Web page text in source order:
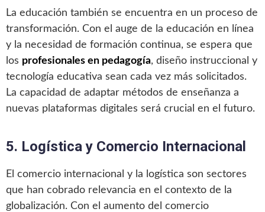
La educación también se encuentra en un proceso de
transformación. Con el auge de la educación en línea
y la necesidad de formación continua, se espera que
los profesionales en pedagogía, diseño instruccional y
tecnología educativa sean cada vez más solicitados.
La capacidad de adaptar métodos de enseñanza a
nuevas plataformas digitales será crucial en el futuro.
5. Logística y Comercio Internacional
El comercio internacional y la logística son sectores
que han cobrado relevancia en el contexto de la
globalización. Con el aumento del comercio